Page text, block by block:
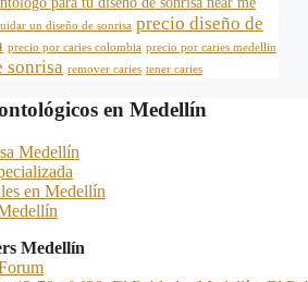
un diseño de sonrisa precio diseño de
precio por caries colombia precio por caries medellin
sonrisa remover caries tener caries
en Medellín
Medellín
en Medellín
Medellín